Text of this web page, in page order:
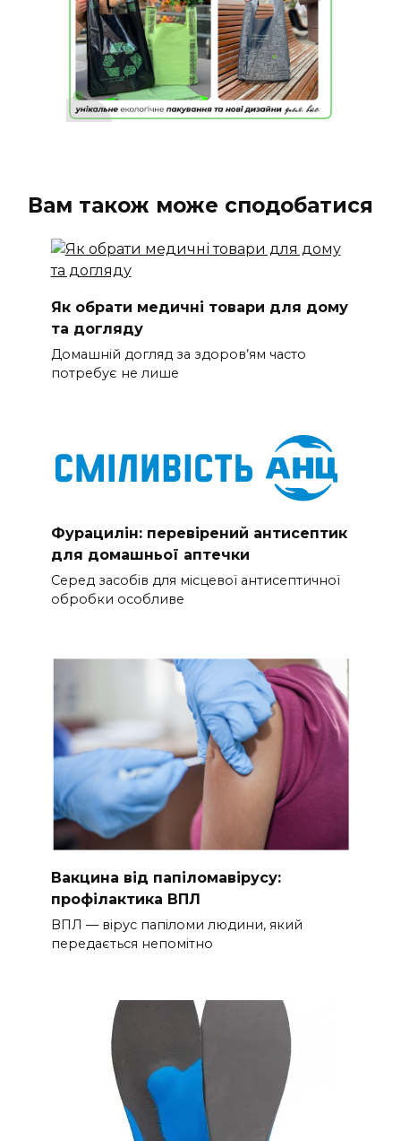
Вам також може сподобатися
Як обрати медичні товари для дому
та догляду
Домашній догляд за здоров’ям часто
потребує не лише
Фурацилін: перевірений антисептик
для домашньої аптечки
Серед засобів для місцевої антисептичної
обробки особливе
Вакцина від папіломавірусу:
профілактика ВПЛ
ВПЛ — вірус папіломи людини, який
передається непомітно